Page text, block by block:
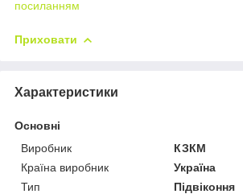
посиланням
Приховати
Характеристики
Основні
Виробник
КЗКМ
Країна виробник
Україна
Тип
Підвіконня